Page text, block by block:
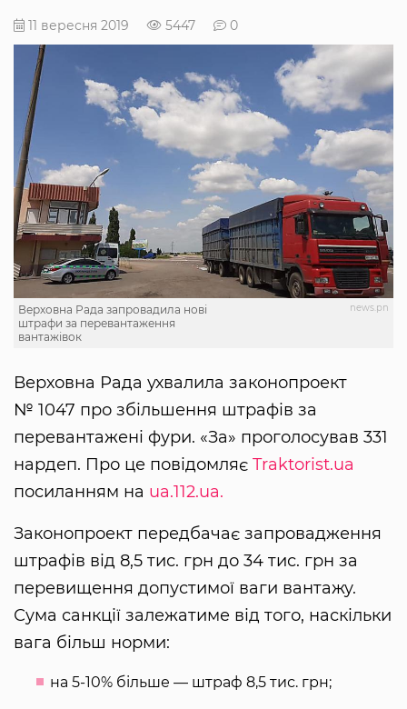
11 вересня 2019 5447 0
news.pn
Верховна Рада запровадила нові
штрафи за перевантаження
вантажівок
Верховна Рада ухвалила законопроект
№ 1047 про збільшення штрафів за
перевантажені фури. «За» проголосував 331
нардеп. Про це повідомляє Traktorist.ua
посиланням на ua.112.ua.
Законопроект передбачає запровадження
штрафів від 8,5 тис. грн до 34 тис. грн за
перевищення допустимої ваги вантажу.
Сума санкції залежатиме від того, наскільки
вага більш норми:
на 5-10% більше — штраф 8,5 тис. грн;